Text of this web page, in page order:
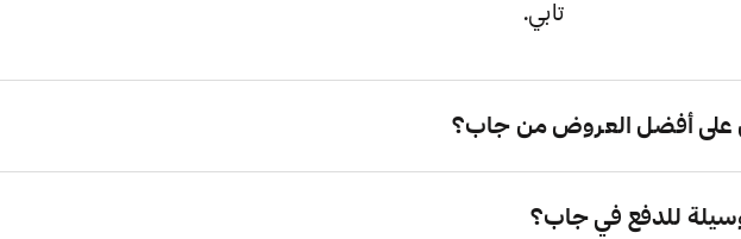
تابي.
على أفضل العروض من جاب؟
للدفع في جاب؟